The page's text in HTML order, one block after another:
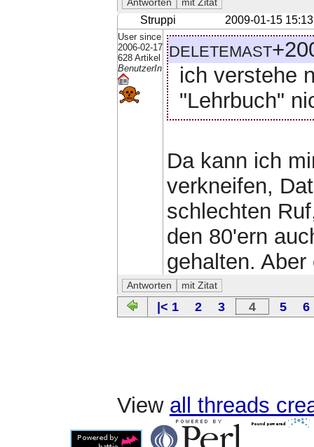
Struppi 2009-01-15 15:13
User since
2006-02-17
628 Artikel
BenutzerIn
ich verstehe
"Lehrbuch"
Da kann ich
verkneifen,
schlechten
den 80'ern
gehalten.
|< 1 2 3 4 5 6
View all threads